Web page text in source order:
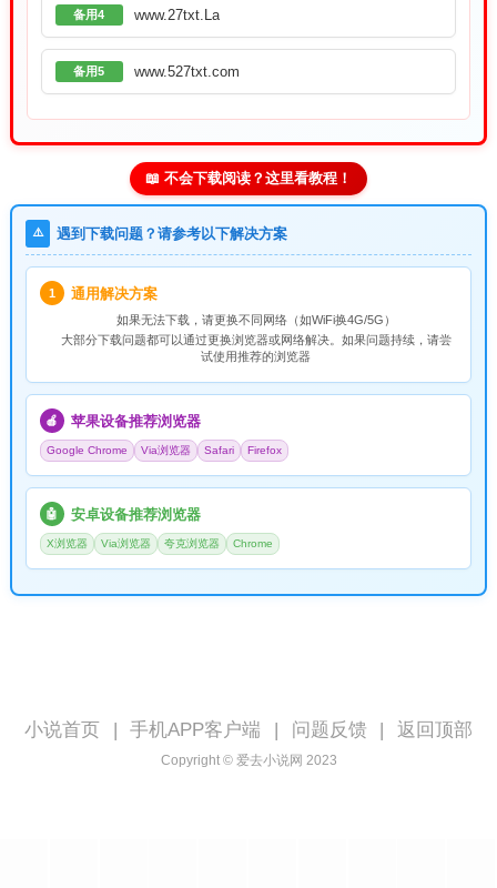
备用4 www.27txt.La
备用5 www.527txt.com
📖 不会下载阅读？这里看教程！
⚠️ 遇到下载问题？请参考以下解决方案
1 通用解决方案
如果无法下载，请更换不同网络（如WiFi换4G/5G）
大部分下载问题都可以通过更换浏览器或网络解决。如果问题持续，请尝
试使用推荐的浏览器
🍎 苹果设备推荐浏览器
Google Chrome Via浏览器 Safari Firefox
🤖 安卓设备推荐浏览器
X浏览器 Via浏览器 夸克浏览器 Chrome
小说首页 手机APP客户端 问题反馈 返回顶部
Copyright © 爱去小说网 2023